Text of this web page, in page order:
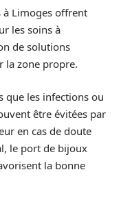
à Limoges offrent
les soins à
de solutions
la zone propre.
que les infections ou
être évitées par
en cas de doute
le port de bijoux
la bonne